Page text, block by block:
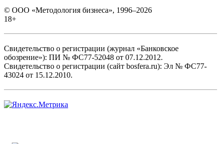
© ООО «Методология бизнеса», 1996–2026
18+
Свидетельство о регистрации (журнал «Банковское
обозрение»): ПИ № ФС77-52048 от 07.12.2012.
Свидетельство о регистрации (сайт bosfera.ru): Эл № ФС77-
43024 от 15.12.2010.